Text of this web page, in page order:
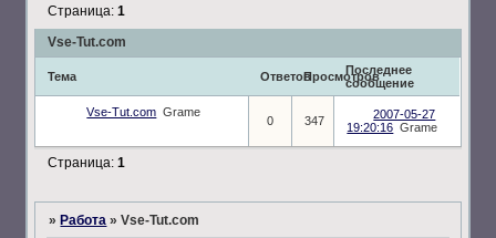
Vse-Tut.com
Страница:1
Тема ОтветовПросмотровПоследнее
сообщение
Vse-Tut.com Grame
0 347
2007-05-27
19:20:16 Grame
Страница:1
» Работа »Vse-Tut.com